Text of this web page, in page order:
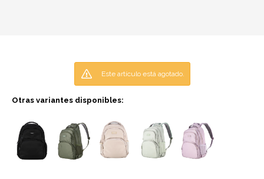
Este artículo está agotado.
Otras variantes disponibles: